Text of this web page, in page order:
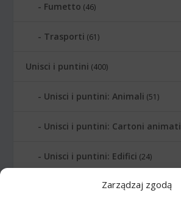
Zarządzaj zgodą
Fumetto (46)
Trasporti (61)
Unisci i puntini (400)
Unisci i puntini: Animali (51)
Unisci i puntini: Cartoni animati
Unisci i puntini: Edifici (24)
Unisci i puntini: Lettere (6)